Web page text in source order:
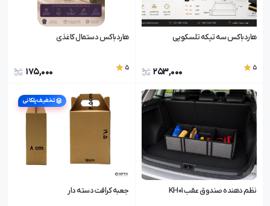
هاردباکس سه تیکه تلسکوپی
5
253,000
هاردباکس دستمال کاغذی
5
175,000
نظم دهنده صندوق عقب KH01 جعبه کرافت دسته دار
تخفیف پلکانی